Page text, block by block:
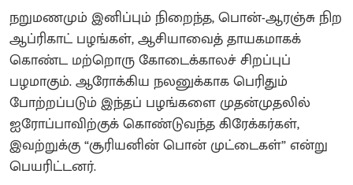
நறுமணமும் இனிப்பும் நிறைந்த, பொன்-ஆரஞ்சு நிற
ஆப்ரிகாட் பழங்கள், ஆசியாவைத் தாயகமாகக்
கொண்ட மற்றொரு கோடைக்காலச் சிறப்புப்
பழமாகும். ஆரோக்கிய நலனுக்காக பெரிதும்
போற்றப்படும் இந்தப் பழங்களை முதன்முதலில்
ஐரோப்பாவிற்குக் கொண்டுவந்த கிரேக்கர்கள்,
இவற்றுக்கு “சூரியனின் பொன் முட்டைகள்” என்று
பெயரிட்டனர்.